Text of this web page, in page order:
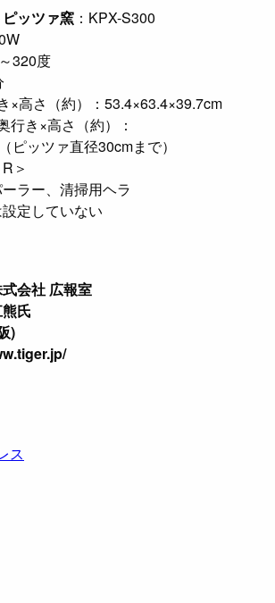
ッツァ窯 ：KPX-S300
320度
×高さ（約）：53.4×63.4×39.7cm
き×高さ（約）：
ピッツァ直径30cmまで）
＞
ラー、清掃用ヘラ
定していない
会社 広報室
氏
)
ス